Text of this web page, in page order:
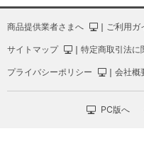
商品提供業者さまへ ｜ ご利用ガ
サイトマップ ｜ 特定商取引法に
プライバシーポリシー ｜ 会社概
PC版へ